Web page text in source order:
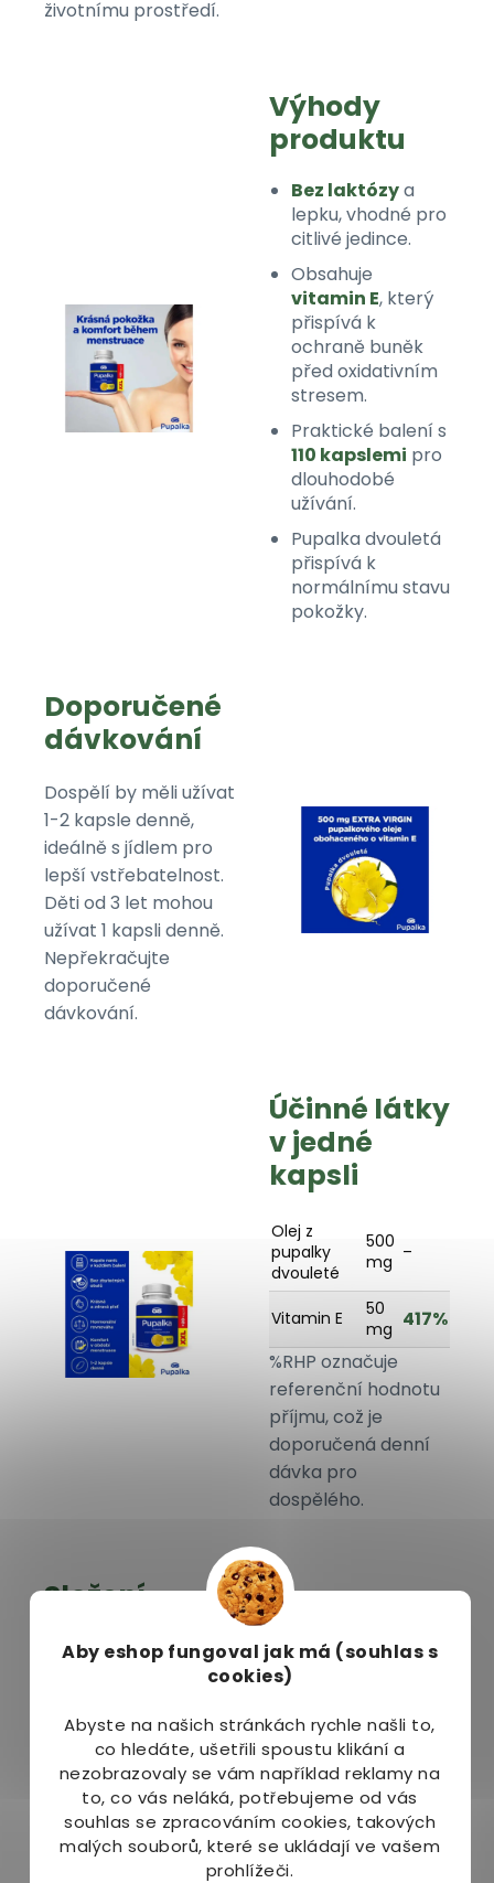
Aby eshop fungoval jak má (souhlas s
cookies)
Abyste na našich stránkách rychle našli to,
co hledáte, ušetřili spoustu klikání a
nezobrazovaly se vám například reklamy na
to, co vás neláká, potřebujeme od vás
souhlas se zpracováním cookies, takových
malých souborů, které se ukládají ve vašem
prohlížeči.
životnímu prostředí.
Výhody
produktu
Bez laktózya
lepku, vhodné pro
citlivé jedince.
Obsahuje
vitamin E, který
přispívá k
ochraně buněk
před oxidativním
stresem.
Praktické balení s
110 kapslemi pro
dlouhodobé
užívání.
Pupalka dvouletá
přispívá k
normálnímu stavu
pokožky.
Doporučené
dávkování
Dospělí by měli užívat
1-2 kapsle denně,
ideálně s jídlem pro
lepší vstřebatelnost.
Děti od 3 let mohou
užívat 1 kapsli denně.
Nepřekračujte
doporučené
dávkování.
Účinné látky
v jedné
kapsli
Olej z
pupalky
dvouleté
500
mg –
Vitamin E
50
mg 417%
%RHP označuje
referenční hodnotu
příjmu, což je
doporučená denní
dávka pro
dospělého.
Složení
Olej z pupalky
dvouleté, obal kapsle:
čištěná voda; DL-alfa-
tokoferol acetát.
Balení